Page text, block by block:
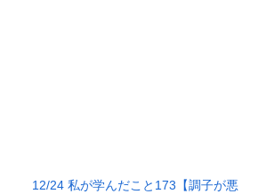
12/24 私が学んだこと173【調子が悪